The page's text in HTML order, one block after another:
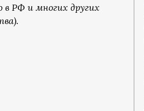
РФ и многих других